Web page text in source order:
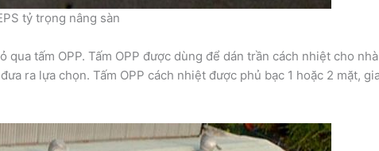
tỷ trọng nâng sàn
tấm OPP. Tấm OPP được dùng để dán trần cách nhiệt cho
ra lựa chọn. Tấm OPP cách nhiệt được phủ bạc 1 hoặc 2 mặt,